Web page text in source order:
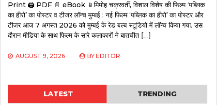
Print 🖨 PDF 📄 eBook 📱मिमोह चक्रवर्ती, विशाल विशेष की फिल्म ‘पब्लिक
का हीरो’ का पोस्टर व टीजर लॉन्च मुम्बई : नई फिल्म ‘पब्लिक का हीरो’ का पोस्टर और
टीजर आज 7 अगस्त 2026 को मुम्बई के रेड बल्ब स्टूडियो में लॉन्च किया गया. उस
दौरान मीडिया के साथ फिल्म के सारे कलाकारों ने बातचीत […]
AUGUST 9, 2026 BY EDITOR
LATEST TRENDING